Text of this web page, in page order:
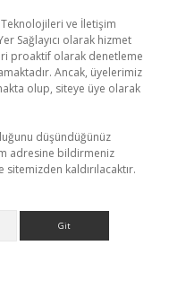
Teknolojileri ve İletişim
Sağlayıcı olarak hizmet
proaktif olarak denetleme
Ancak, üyelerimiz
olup, siteye üye olarak
düşündüğünüz
adresine bildirmeniz
kaldırılacaktır.